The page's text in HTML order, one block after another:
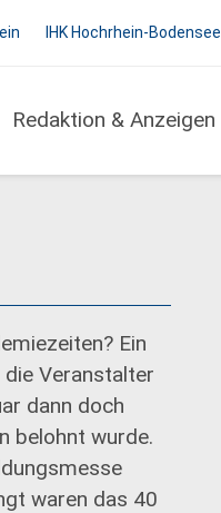
IHK Hochrhein-Bodensee
Redaktion & Anzeigen
Ein
Veranstalter
dann doch
belohnt wurde.
waren das 40